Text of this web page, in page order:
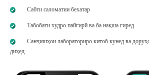
Сабти саломатии бехатар
Табобати худро пайгирӣ ва ба нақша гиред
Санҷишҳои лабораториро китоб кунед ва
диҳед